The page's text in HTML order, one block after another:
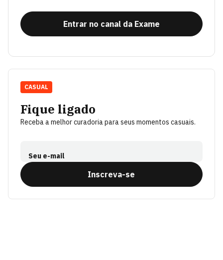
Entrar no canal da Exame
Fique ligado
Receba a melhor curadoria para seus momentos casuais.
Seu e-mail
Inscreva-se
CASUAL